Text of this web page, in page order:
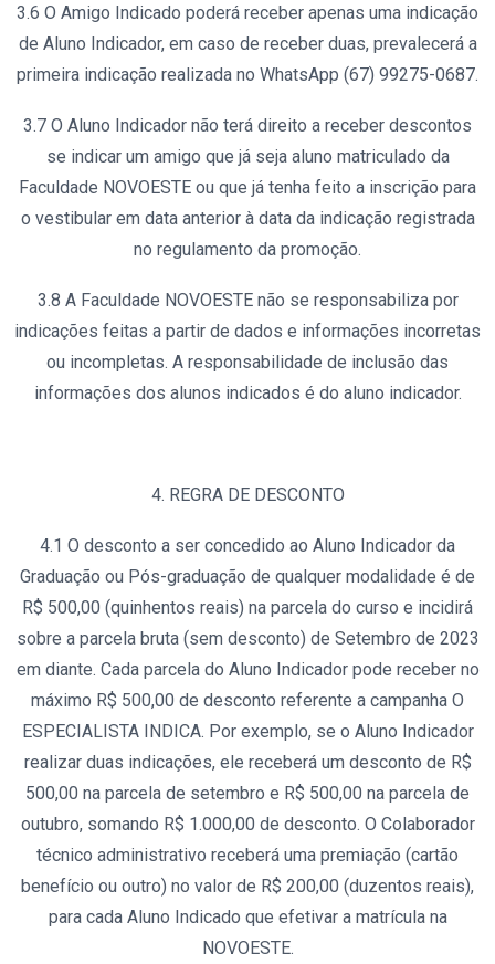
3.6 O Amigo Indicado poderá receber apenas uma indicação
de Aluno Indicador, em caso de receber duas, prevalecerá a
primeira indicação realizada no WhatsApp (67) 99275-0687.
3.7 O Aluno Indicador não terá direito a receber descontos
se indicar um amigo que já seja aluno matriculado da
Faculdade NOVOESTE ou que já tenha feito a inscrição para
o vestibular em data anterior à data da indicação registrada
no regulamento da promoção.
3.8 A Faculdade NOVOESTE não se responsabiliza por
indicações feitas a partir de dados e informações incorretas
ou incompletas. A responsabilidade de inclusão das
informações dos alunos indicados é do aluno indicador.
4. REGRA DE DESCONTO
4.1 O desconto a ser concedido ao Aluno Indicador da
Graduação ou Pós-graduação de qualquer modalidade é de
R$ 500,00 (quinhentos reais) na parcela do curso e incidirá
sobre a parcela bruta (sem desconto) de Setembro de 2023
em diante. Cada parcela do Aluno Indicador pode receber no
máximo R$ 500,00 de desconto referente a campanha O
ESPECIALISTA INDICA. Por exemplo, se o Aluno Indicador
realizar duas indicações, ele receberá um desconto de R$
500,00 na parcela de setembro e R$ 500,00 na parcela de
outubro, somando R$ 1.000,00 de desconto. O Colaborador
técnico administrativo receberá uma premiação (cartão
benefício ou outro) no valor de R$ 200,00 (duzentos reais),
para cada Aluno Indicado que efetivar a matrícula na
NOVOESTE.